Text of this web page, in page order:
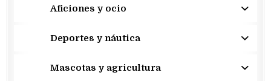
Aficiones y ocio
Deportes y náutica
Mascotas y agricultura